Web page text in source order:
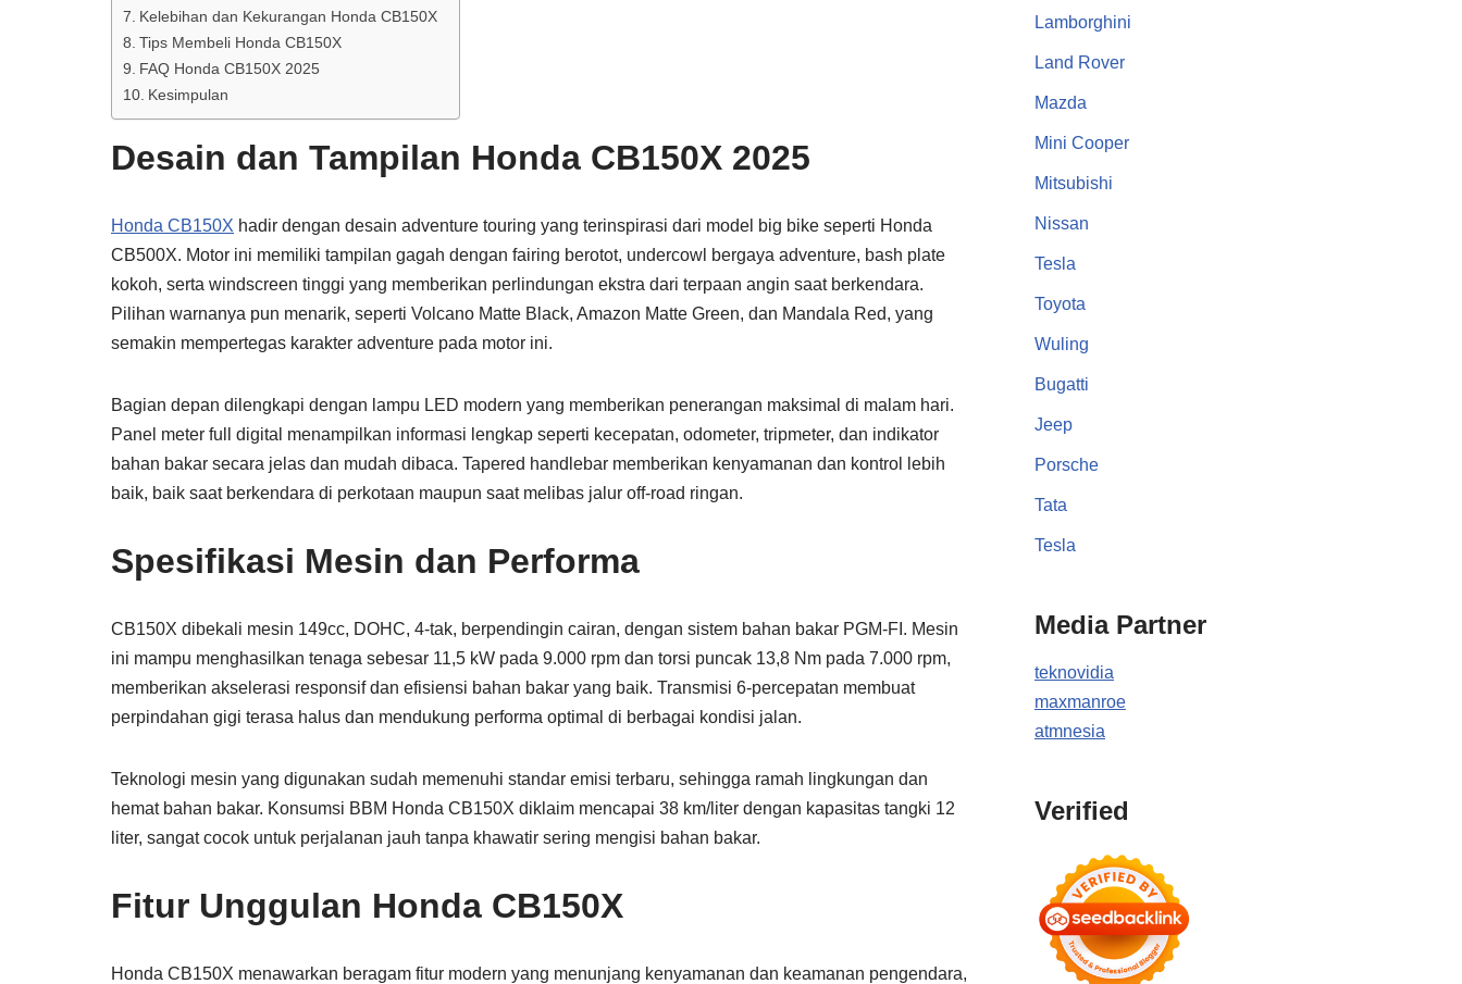
Kelebihan dan Kekurangan Honda CB150X
Tips Membeli Honda CB150X
FAQ Honda CB150X 2025
Kesimpulan
Desain dan Tampilan Honda CB150X 2025
Honda CB150X hadir dengan desain adventure touring yang terinspirasi dari model big bike seperti Honda
CB500X. Motor ini memiliki tampilan gagah dengan fairing berotot, undercowl bergaya adventure, bash plate
kokoh, serta windscreen tinggi yang memberikan perlindungan ekstra dari terpaan angin saat berkendara.
Pilihan warnanya pun menarik, seperti Volcano Matte Black, Amazon Matte Green, dan Mandala Red, yang
semakin mempertegas karakter adventure pada motor ini.
Bagian depan dilengkapi dengan lampu LED modern yang memberikan penerangan maksimal di malam hari.
Panel meter full digital menampilkan informasi lengkap seperti kecepatan, odometer, tripmeter, dan indikator
bahan bakar secara jelas dan mudah dibaca. Tapered handlebar memberikan kenyamanan dan kontrol lebih
baik, baik saat berkendara di perkotaan maupun saat melibas jalur off-road ringan.
Spesifikasi Mesin dan Performa
CB150X dibekali mesin 149cc, DOHC, 4-tak, berpendingin cairan, dengan sistem bahan bakar PGM-FI. Mesin
ini mampu menghasilkan tenaga sebesar 11,5 kW pada 9.000 rpm dan torsi puncak 13,8 Nm pada 7.000 rpm,
memberikan akselerasi responsif dan efisiensi bahan bakar yang baik. Transmisi 6-percepatan membuat
perpindahan gigi terasa halus dan mendukung performa optimal di berbagai kondisi jalan.
Teknologi mesin yang digunakan sudah memenuhi standar emisi terbaru, sehingga ramah lingkungan dan
hemat bahan bakar. Konsumsi BBM Honda CB150X diklaim mencapai 38 km/liter dengan kapasitas tangki 12
liter, sangat cocok untuk perjalanan jauh tanpa khawatir sering mengisi bahan bakar.
Fitur Unggulan Honda CB150X
Honda CB150X menawarkan beragam fitur modern yang menunjang kenyamanan dan keamanan pengendara,
Lamborghini
Land Rover
Mazda
Mini Cooper
Mitsubishi
Nissan
Tesla
Toyota
Wuling
Bugatti
Jeep
Porsche
Tata
Tesla
Media Partner
teknovidia
maxmanroe
atmnesia
Verified